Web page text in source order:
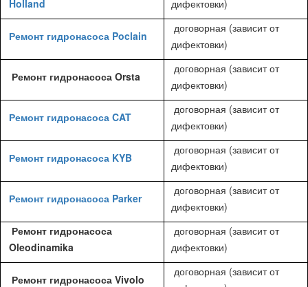
Holland
дифектовки)
Ремонт гидронасоса Poclain
договорная (зависит от
дифектовки)
Ремонт гидронасоса Orsta
договорная (зависит от
дифектовки)
Ремонт гидронасоса CAT
договорная (зависит от
дифектовки)
Ремонт гидронасоса KYB
договорная (зависит от
дифектовки)
Ремонт гидронасоса Parker
договорная (зависит от
дифектовки)
Ремонт гидронасоса
Oleodinamika
договорная (зависит от
дифектовки)
Ремонт гидронасоса Vivolo
договорная (зависит от